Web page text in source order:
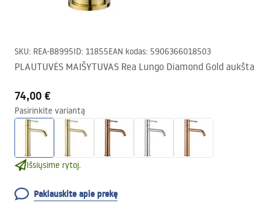
SKU: REA-B8995ID: 11855EAN kodas: 5906366018503
PLAUTUVĖS MAIŠYTUVAS Rea Lungo Diamond Gold aukšta
74,00 €
Pasirinkite variantą
Išsiųsime rytoj.
Paklauskite apie prekę